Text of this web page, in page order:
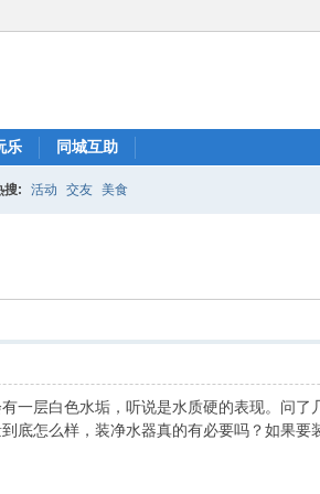
乐 同城互助
搜: 活动 交友 美食
一层白色水垢，听说是水质硬的表现。问
底怎么样，装净水器真的有必要吗？如果要